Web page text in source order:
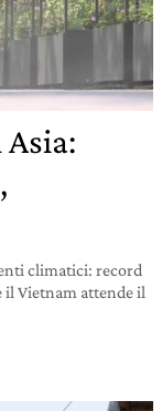
climatici: record
il Vietnam attende il